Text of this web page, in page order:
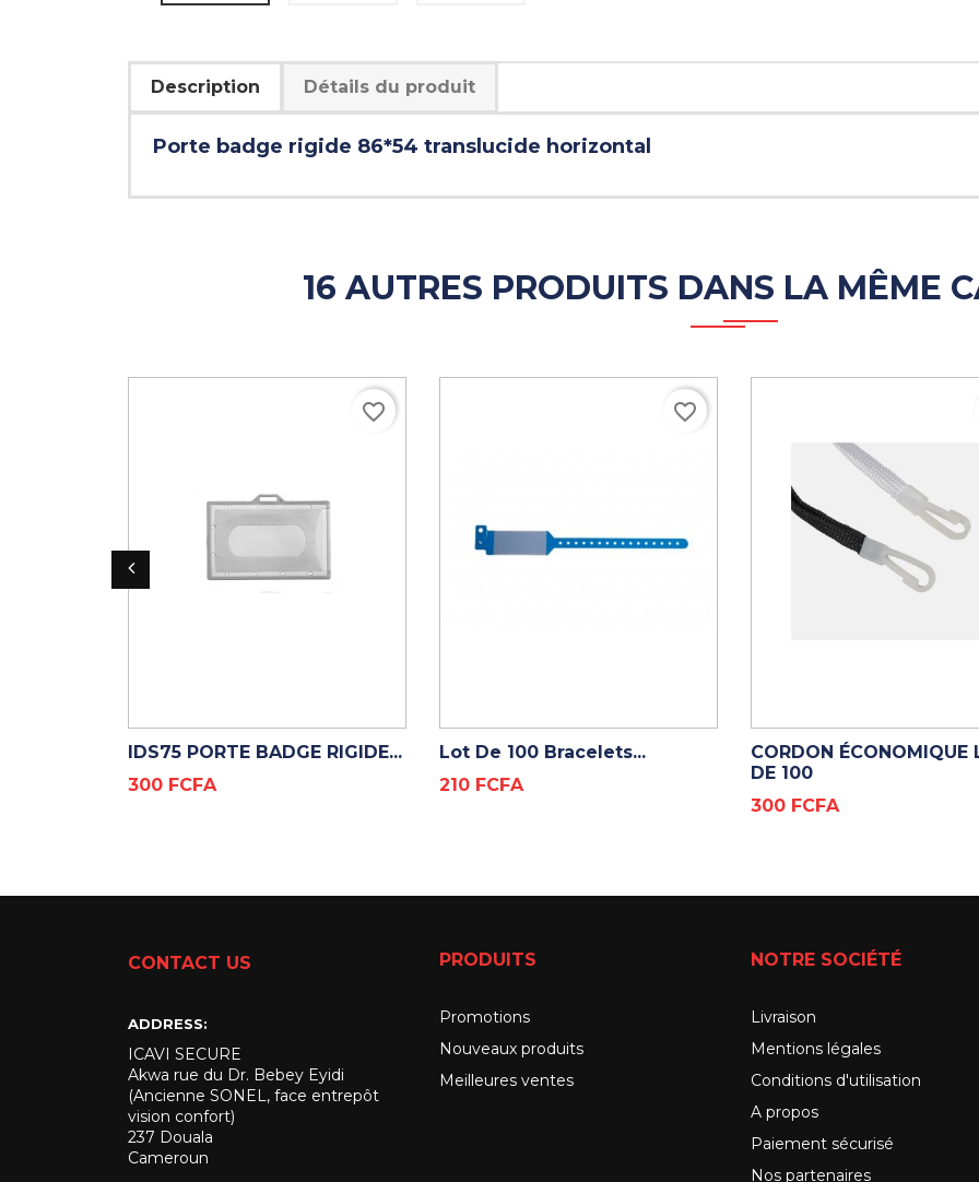
Description Détails du produit
Porte badge rigide 86*54 translucide horizontal
16 AUTRES PRODUITS DANS LA MÊME
ADD TO CART
IDS75 PORTE BADGE RIGIDE...
Prix
300 FCFA
favorite_border
ADD TO CART
Lot De 100 Bracelets...
Prix
210 FCFA
favorite_border
ADD TO CART
CORDON ÉCONOMIQUE
DE 100
Prix
300 FCFA
CONTACT US
ADDRESS:
ICAVI SECURE
Akwa rue du Dr. Bebey Eyidi
(Ancienne SONEL, face entrepôt
vision confort)
237 Douala
Cameroun
PRODUITS
Promotions
Nouveaux produits
Meilleures ventes
NOTRE SOCIÉTÉ
Livraison
Mentions légales
Conditions d'utilisation
A propos
Paiement sécurisé
Nos partenaires